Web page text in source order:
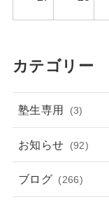
カテゴリー
塾生専用 (3)
お知らせ (92)
ブログ (266)